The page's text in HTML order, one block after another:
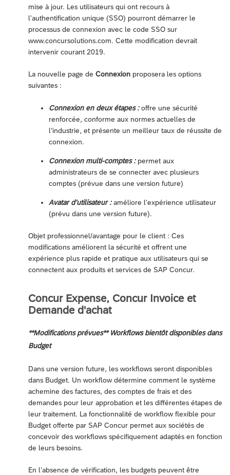
mise à jour. Les utilisateurs qui ont recours à
l'authentification unique (SSO) pourront démarrer le
processus de connexion avec le code SSO sur
www.concursolutions.com. Cette modification devrait
intervenir courant 2019.
La nouvelle page de Connexion proposera les options
suivantes :
Connexion en deux étapes :offre une sécurité
renforcée, conforme aux normes actuelles de
l’industrie, et présente un meilleur taux de réussite de
connexion.
Connexion multi-comptes :permet aux
administrateurs de se connecter avec plusieurs
comptes (prévue dans une version future)
Avatar d’utilisateur :améliore l'expérience utilisateur
(prévu dans une version future).
Objet professionnel/avantage pour le client : Ces
modifications améliorent la sécurité et offrent une
expérience plus rapide et pratique aux utilisateurs qui se
connectent aux produits et services de SAP Concur.
Concur Expense, Concur Invoice et
Demande d'achat
**Modifications prévues** Workflows bientôt disponibles dans
Budget
Dans une version future, les workflows seront disponibles
dans Budget. Un workflow détermine comment le système
achemine des factures, des comptes de frais et des
demandes pour leur approbation et les différentes étapes de
leur traitement. La fonctionnalité de workflow flexible pour
Budget offerte par SAP Concur permet aux sociétés de
concevoir des workflows spécifiquement adaptés en fonction
de leurs besoins.
En l’absence de vérification, les budgets peuvent être